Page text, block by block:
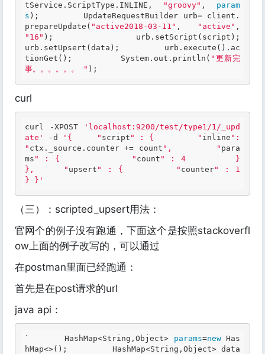
tService.ScriptType.INLINE,
"groovy" , param
s );         UpdateRequestBuilder urb= client.
prepareUpdate( "active2018-03-11" , "active"
"16" );         urb.setScript(script);
urb.setUpsert(data);         urb.execute().ac
tionGet();         System.out.println( "更新完
事。。。。。。 " );
curl
curl -XPOST
'localhost:9200/test/type1/1/_upd
ate'
-d '{     " script " : {         " inline ":
" ctx. _source. counter += count ",         " para
ms " : {             " count " : 4         }
},     " upsert " : {         " counter" : 1
} }'
（三）：scripted_upsert用法：
官网个的例子没有跑通，下面这个是按照stackoverfl
ow上面的例子改写的，可以通过
在postman里面已经跑通：
首先是在post请求的url
java api：
`       HashMap<String,Object> params=new Has
hMap<>();         HashMap<String,Object> data